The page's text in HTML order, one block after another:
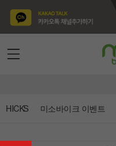
HICKS 미소바이크 이벤트